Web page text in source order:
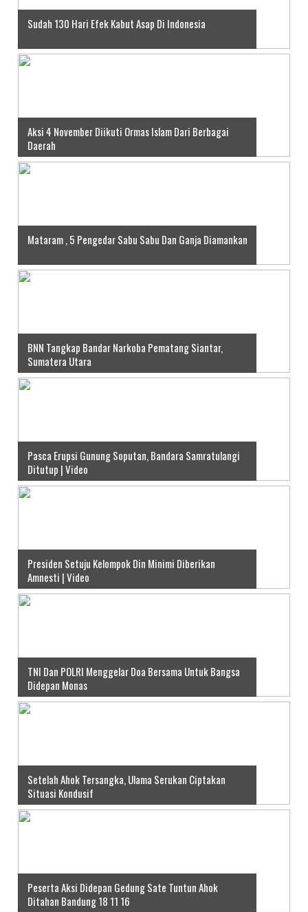
Sudah 130 Hari Efek Kabut Asap Di Indonesia
Aksi 4 November Diikuti Ormas Islam Dari Berbagai
Daerah
Mataram , 5 Pengedar Sabu Sabu Dan Ganja Diamankan
BNN Tangkap Bandar Narkoba Pematang Siantar,
Sumatera Utara
Pasca Erupsi Gunung Soputan, Bandara Samratulangi
Ditutup | Video
Presiden Setuju Kelompok Din Minimi Diberikan
Amnesti | Video
TNI Dan POLRI Menggelar Doa Bersama Untuk Bangsa
Didepan Monas
Setelah Ahok Tersangka, Ulama Serukan Ciptakan
Situasi Kondusif
Peserta Aksi Didepan Gedung Sate Tuntun Ahok
Ditahan Bandung 18 11 16